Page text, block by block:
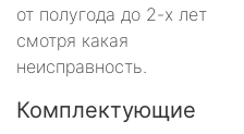
от полугода до 2-х лет
смотря какая
неисправность.
Комплектующие